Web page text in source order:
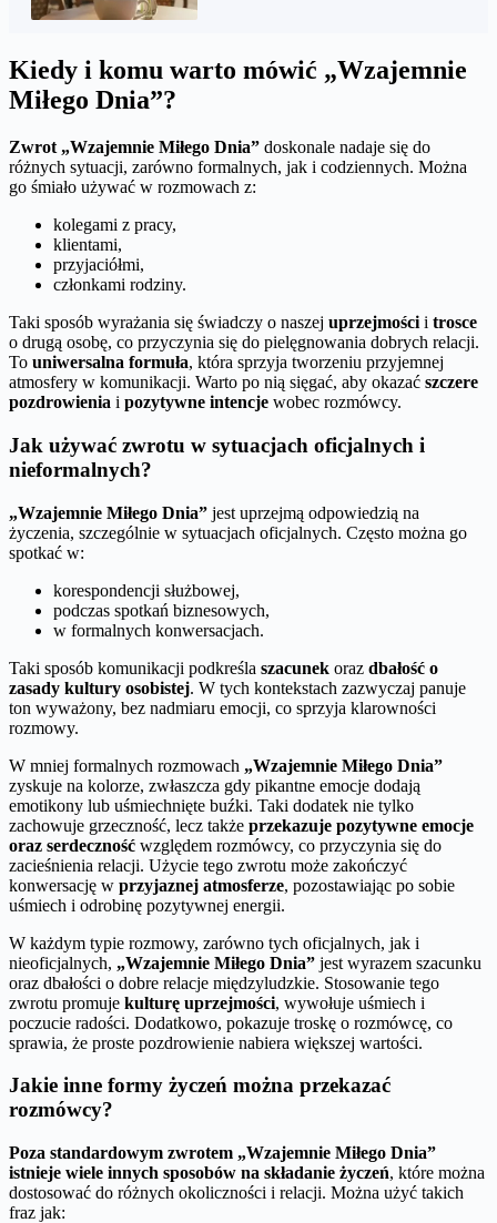
Kiedy i komu warto mówić „Wzajemnie
Miłego Dnia”?
Zwrot „Wzajemnie Miłego Dnia” doskonale nadaje się do
różnych sytuacji, zarówno formalnych, jak i codziennych. Można
go śmiało używać w rozmowach z:
kolegami z pracy,
klientami,
przyjaciółmi,
członkami rodziny.
Taki sposób wyrażania się świadczy o naszej uprzejmości i trosce
o drugą osobę, co przyczynia się do pielęgnowania dobrych relacji.
To uniwersalna formuła, która sprzyja tworzeniu przyjemnej
atmosfery w komunikacji. Warto po nią sięgać, aby okazać szczere
pozdrowienia i pozytywne intencje wobec rozmówcy.
Jak używać zwrotu w sytuacjach oficjalnych i
nieformalnych?
„Wzajemnie Miłego Dnia” jest uprzejmą odpowiedzią na
życzenia, szczególnie w sytuacjach oficjalnych. Często można go
spotkać w:
korespondencji służbowej,
podczas spotkań biznesowych,
w formalnych konwersacjach.
Taki sposób komunikacji podkreśla szacunek oraz dbałość o
zasady kultury osobistej. W tych kontekstach zazwyczaj panuje
ton wyważony, bez nadmiaru emocji, co sprzyja klarowności
rozmowy.
W mniej formalnych rozmowach „Wzajemnie Miłego Dnia”
zyskuje na kolorze, zwłaszcza gdy pikantne emocje dodają
emotikony lub uśmiechnięte buźki. Taki dodatek nie tylko
zachowuje grzeczność, lecz także przekazuje pozytywne emocje
oraz serdeczność względem rozmówcy, co przyczynia się do
zacieśnienia relacji. Użycie tego zwrotu może zakończyć
konwersację w przyjaznej atmosferze, pozostawiając po sobie
uśmiech i odrobinę pozytywnej energii.
W każdym typie rozmowy, zarówno tych oficjalnych, jak i
nieoficjalnych, „Wzajemnie Miłego Dnia” jest wyrazem szacunku
oraz dbałości o dobre relacje międzyludzkie. Stosowanie tego
zwrotu promuje kulturę uprzejmości, wywołuje uśmiech i
poczucie radości. Dodatkowo, pokazuje troskę o rozmówcę, co
sprawia, że proste pozdrowienie nabiera większej wartości.
Jakie inne formy życzeń można przekazać
rozmówcy?
Poza standardowym zwrotem „Wzajemnie Miłego Dnia”
istnieje wiele innych sposobów na składanie życzeń, które można
dostosować do różnych okoliczności i relacji. Można użyć takich
fraz jak: